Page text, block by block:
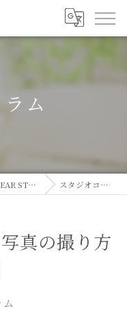
ム
愛知県名古屋市のフォトスタジオならDEAR STUDIO スタジオコラム
真の撮り方